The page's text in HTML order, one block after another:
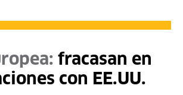
fracasan en
con EE.UU.